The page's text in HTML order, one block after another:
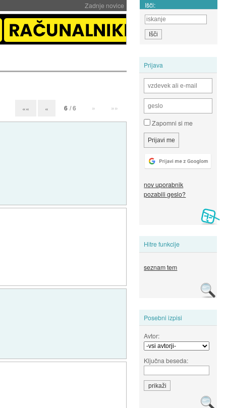
Zadnje novice Išči:
Prijava
Zapomni si me
nov uporabnik
pozabili geslo?
Hitre funkcije
seznam tem
Posebni izpisi
Avtor:
Ključna beseda:
«« « 6 / 6 » »»